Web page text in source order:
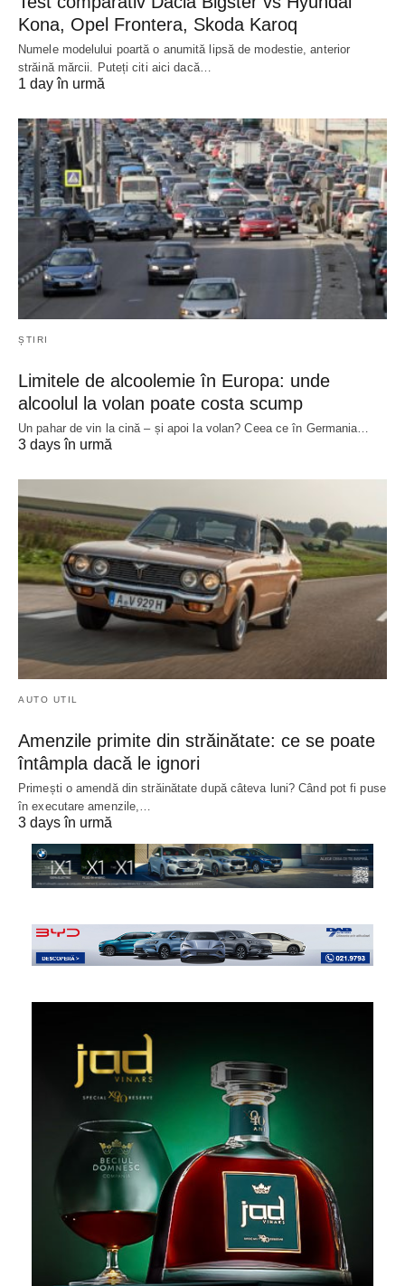
Kona, Opel Frontera, Skoda Karoq
Numele modelului poartă o anumită lipsă de modestie, anterior
străină mărcii. Puteți citi aici dacă…
1 day în urmă
ȘTIRI
Limitele de alcoolemie în Europa: unde
alcoolul la volan poate costa scump
Un pahar de vin la cină – și apoi la volan? Ceea ce în Germania…
3 days în urmă
AUTO UTIL
Amenzile primite din străinătate: ce se poate
întâmpla dacă le ignori
Primești o amendă din străinătate după câteva luni? Când pot fi puse
în executare amenzile,…
3 days în urmă